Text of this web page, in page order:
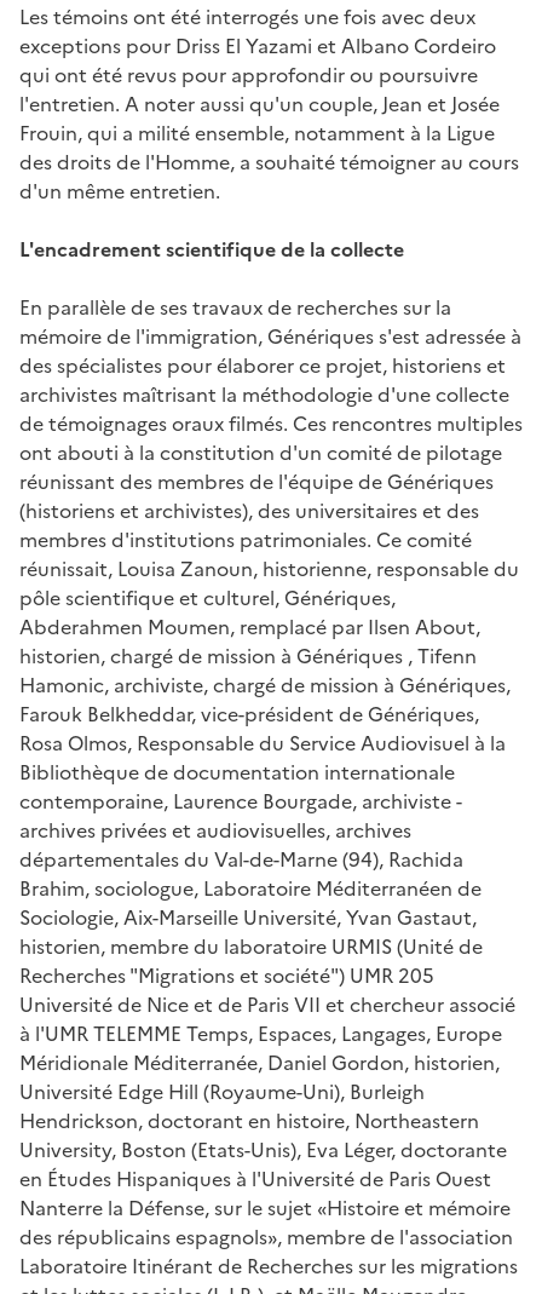
Les témoins ont été interrogés une fois avec deux
exceptions pour Driss El Yazami et Albano Cordeiro
qui ont été revus pour approfondir ou poursuivre
l'entretien. A noter aussi qu'un couple, Jean et Josée
Frouin, qui a milité ensemble, notamment à la Ligue
des droits de l'Homme, a souhaité témoigner au cours
d'un même entretien.
L'encadrement scientifique de la collecte
En parallèle de ses travaux de recherches sur la
mémoire de l'immigration, Génériques s'est adressée à
des spécialistes pour élaborer ce projet, historiens et
archivistes maîtrisant la méthodologie d'une collecte
de témoignages oraux filmés. Ces rencontres multiples
ont abouti à la constitution d'un comité de pilotage
réunissant des membres de l'équipe de Génériques
(historiens et archivistes), des universitaires et des
membres d'institutions patrimoniales. Ce comité
réunissait, Louisa Zanoun, historienne, responsable du
pôle scientifique et culturel, Génériques,
Abderahmen Moumen, remplacé par Ilsen About,
historien, chargé de mission à Génériques , Tifenn
Hamonic, archiviste, chargé de mission à Génériques,
Farouk Belkheddar, vice-président de Génériques,
Rosa Olmos, Responsable du Service Audiovisuel à la
Bibliothèque de documentation internationale
contemporaine, Laurence Bourgade, archiviste -
archives privées et audiovisuelles, archives
départementales du Val-de-Marne (94), Rachida
Brahim, sociologue, Laboratoire Méditerranéen de
Sociologie, Aix-Marseille Université, Yvan Gastaut,
historien, membre du laboratoire URMIS (Unité de
Recherches "Migrations et société") UMR 205
Université de Nice et de Paris VII et chercheur associé
à l'UMR TELEMME Temps, Espaces, Langages, Europe
Méridionale Méditerranée, Daniel Gordon, historien,
Université Edge Hill (Royaume-Uni), Burleigh
Hendrickson, doctorant en histoire, Northeastern
University, Boston (Etats-Unis), Eva Léger, doctorante
en Études Hispaniques à l'Université de Paris Ouest
Nanterre la Défense, sur le sujet «Histoire et mémoire
des républicains espagnols», membre de l'association
Laboratoire Itinérant de Recherches sur les migrations